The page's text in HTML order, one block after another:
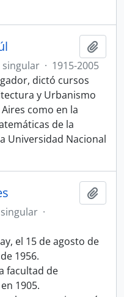
singular · 1915-2005
dictó cursos
y Urbanismo
como en la
de la
Universidad Nacional
·
el 15 de agosto de
1956.
facultad de
1905.